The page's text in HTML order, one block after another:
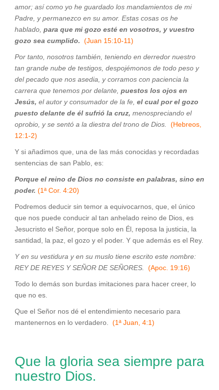
amor; así como yo he guardado los mandamientos de mi
Padre, y permanezco en su amor. Estas cosas os he
hablado, para que mi gozo esté en vosotros, y vuestro
gozo sea cumplido. (Juan 15:10-11)
Por tanto, nosotros también, teniendo en derredor nuestro
tan grande nube de testigos, despojémonos de todo peso y
del pecado que nos asedia, y corramos con paciencia la
carrera que tenemos por delante, puestos los ojos en
Jesús, el autor y consumador de la fe, el cual por el gozo
puesto delante de él sufrió la cruz, menospreciando el
oprobio, y se sentó a la diestra del trono de Dios.
(Hebreos,
12:1-2)
Y si añadimos que, una de las más conocidas y recordadas
sentencias de san Pablo, es:
Porque el reino de Dios no consiste en palabras, sino en
poder. (1ª Cor. 4:20)
Podremos deducir sin temor a equivocarnos, que, el único
que nos puede conducir al tan anhelado reino de Dios, es
Jesucristo el Señor, porque solo en Él, reposa la justicia, la
santidad, la paz, el gozo y el poder. Y que además es el Rey.
Y en su vestidura y en su muslo tiene escrito este nombre:
REY DE REYES Y SEÑOR DE SEÑORES. (Apoc. 19:16)
Todo lo demás son burdas imitaciones para hacer creer, lo
que no es.
Que el Señor nos dé el entendimiento necesario para
mantenernos en lo verdadero. (1ª Juan, 4:1)
Que la gloria sea siempre para
nuestro Dios.